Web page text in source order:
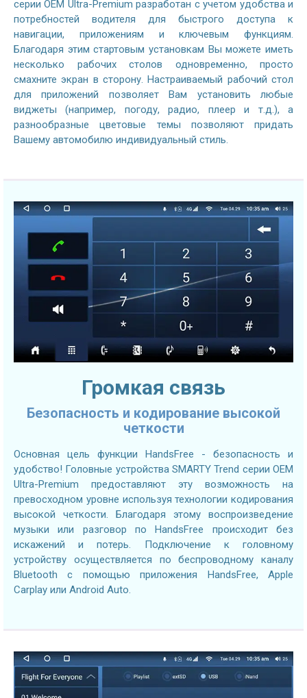
серии OEM Ultra-Premium разработан с учетом удобства и
потребностей водителя для быстрого доступа к
навигации, приложениям и ключевым функциям.
Благодаря этим стартовым установкам Вы можете иметь
несколько рабочих столов одновременно, просто
смахните экран в сторону. Настраиваемый рабочий стол
для приложений позволяет Вам установить любые
виджеты (например, погоду, радио, плеер и т.д.), а
разнообразные цветовые темы позволяют придать
Вашему автомобилю индивидуальный стиль.
Громкая связь
Безопасность и кодирование высокой
четкости
Основная цель функции HandsFree - безопасность и
удобство! Головные устройства SMARTY Trend серии OEM
Ultra-Premium предоставляют эту возможность на
превосходном уровне используя технологии кодирования
высокой четкости. Благодаря этому воспроизведение
музыки или разговор по HandsFree происходит без
искажений и потерь. Подключение к головному
устройству осуществляется по беспроводному каналу
Bluetooth с помощью приложения HandsFree, Apple
Carplay или Android Auto.